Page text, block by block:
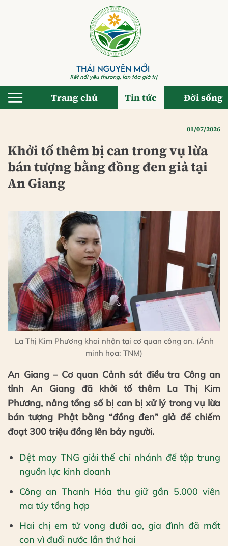
Trang chủ Tin tức Đời sống
01/07/2026
Khởi tố thêm bị can trong vụ lừa
bán tượng bằng đồng đen giả tại
An Giang
La Thị Kim Phương khai nhận tại cơ quan công an. (Ảnh
minh họa: TNM)
An Giang – Cơ quan Cảnh sát điều tra Công an
tỉnh An Giang đã khởi tố thêm La Thị Kim
Phương, nâng tổng số bị can bị xử lý trong vụ lừa
bán tượng Phật bằng “đồng đen” giả để chiếm
đoạt 300 triệu đồng lên bảy người.
Dệt may TNG giải thể chi nhánh để tập trung
nguồn lực kinh doanh
Công an Thanh Hóa thu giữ gần 5.000 viên
ma túy tổng hợp
Hai chị em tử vong dưới ao, gia đình đã mất
con vì đuối nước lần thứ hai